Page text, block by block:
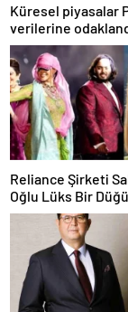
Küresel piyasalar
verilerine
Reliance Şirketi
Oğlu Lüks Bir
Düzenledi